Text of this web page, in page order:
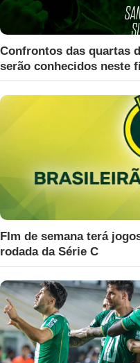
Confrontos das quartas
serão conhecidos neste
FIm de semana terá
rodada da Série C